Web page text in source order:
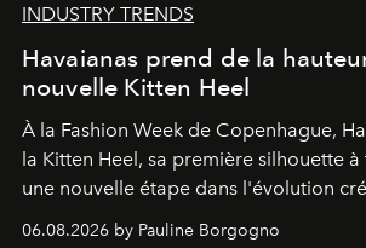
INDUSTRY TRENDS
Havaianas prend de la
nouvelle Kitten Heel
À la Fashion Week de Copenhague,
la Kitten Heel, sa première silhouette
une nouvelle étape dans l'évolution
06.08.2026 by Pauline Borgogno